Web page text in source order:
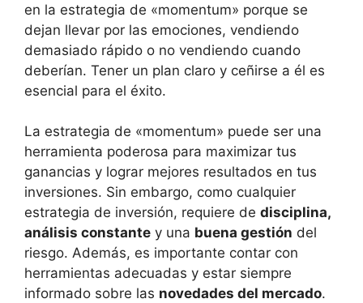
en la ⁣estrategia ⁢de​ «momentum» porque se
dejan llevar⁤ por las ⁢emociones,‍ vendiendo
demasiado rápido ⁢o ⁢no ‌vendiendo cuando
‍deberían. Tener un plan claro ⁤y ⁢ceñirse a él es
esencial para ​el éxito.
La estrategia de «momentum» puede ⁣ser‍ una
herramienta poderosa para maximizar tus
ganancias⁣ y lograr mejores‌ resultados en tus‌
inversiones. Sin embargo, como cualquier‌
estrategia ‍de inversión, requiere de disciplina,
análisis constante y‌ una buena gestión del
riesgo. Además, es importante contar ​con
herramientas adecuadas‌ y estar⁤ siempre
informado ‍sobre las novedades del ⁣mercado.